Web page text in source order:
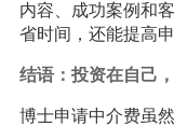
内容、成功案例和
省时间，还能提高
结语：投资在自己
博士申请中介费虽